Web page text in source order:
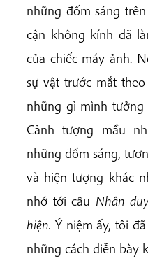
những đốm sáng
cận không kính đã
của chiếc máy ảnh.
sự vật trước mắt
những gì mình
Cảnh tượng mầu
những đốm sáng,
và hiện tượng khác
nhớ tới câu Nhân
hiện. Ý niệm ấy, tôi
những cách diễn bày